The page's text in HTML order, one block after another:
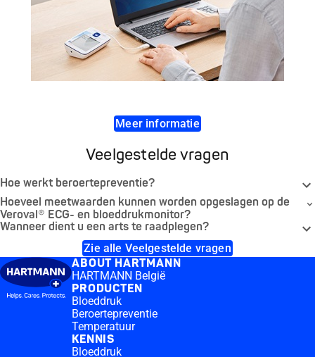
Meer informatie
Veelgestelde vragen
Hoe werkt beroertepreventie?
Hoeveel meetwaarden kunnen worden opgeslagen op de
Veroval® ECG- en bloeddrukmonitor?
Wanneer dient u een arts te raadplegen?
Zie alle Veelgestelde vragen
ABOUT HARTMANN
HARTMANN België
PRODUCTEN
Bloeddruk
Beroertepreventie
Temperatuur
KENNIS
Bloeddruk